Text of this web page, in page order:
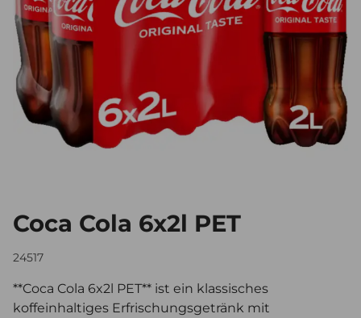
Coca Cola 6x2l PET
24517
**Coca Cola 6x2l PET** ist ein klassisches
koffeinhaltiges Erfrischungsgetränk mit